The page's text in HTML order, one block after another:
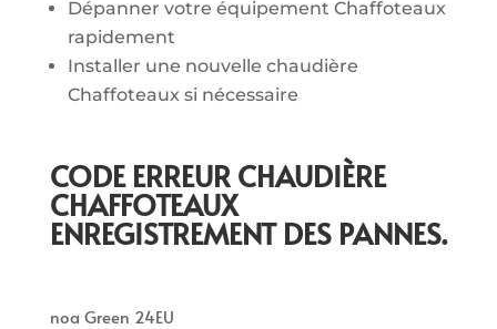
Dépanner votre équipement Chaffoteaux
rapidement
Installer une nouvelle chaudière
Chaffoteaux si nécessaire
CODE ERREUR CHAUDIÈRE
CHAFFOTEAUX
ENREGISTREMENT DES PANNES.
noa Green 24EU